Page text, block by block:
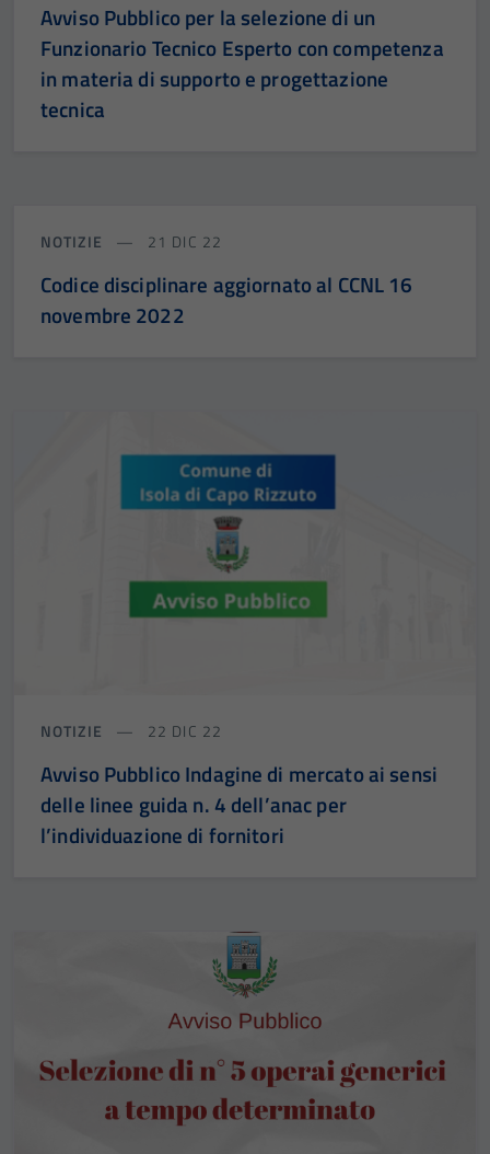
Avviso Pubblico per la selezione di un
Funzionario Tecnico Esperto con competenza
in materia di supporto e progettazione
tecnica
NOTIZIE 21 DIC 22
Codice disciplinare aggiornato al CCNL 16
novembre 2022
NOTIZIE 22 DIC 22
Avviso Pubblico Indagine di mercato ai sensi
delle linee guida n. 4 dell’anac per
l’individuazione di fornitori